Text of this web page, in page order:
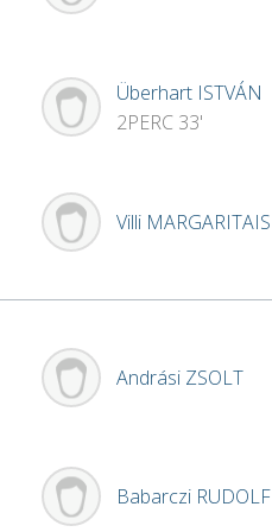
Überhart ISTVÁN
2PERC 33'
Villi MARGARITAIS
Andrási ZSOLT
Babarczi RUDOLF